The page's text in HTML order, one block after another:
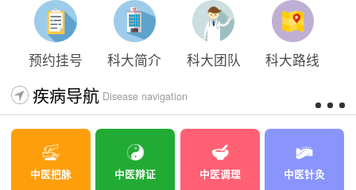
预约挂号 科大简介 科大团队 科大路线
疾病导航 Disease navigation
中医把脉 中医辩证 中医调理 中医针灸